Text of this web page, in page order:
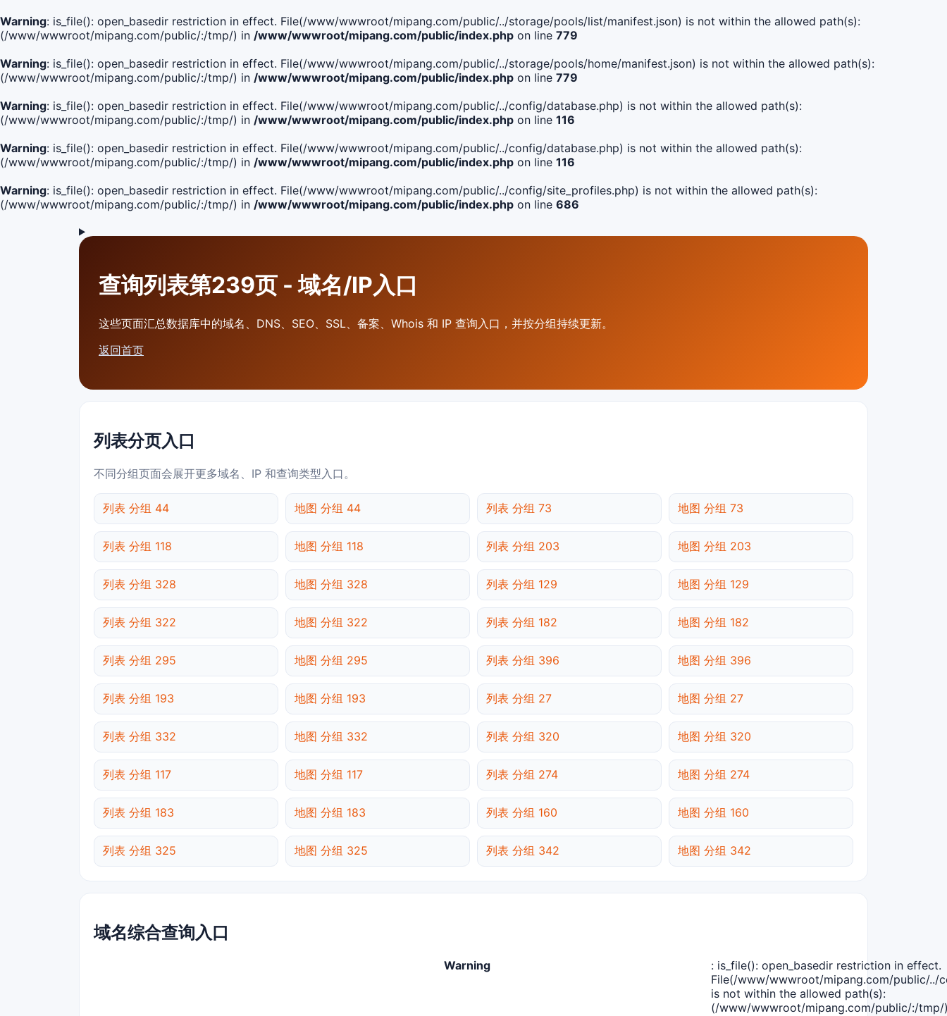
Warning: is_file(): open_basedir restriction in effect. File(/www/wwwroot/mipang.com/public/../storage/pools/list/manifest.json) is not within the allowed path(s):
(/www/wwwroot/mipang.com/public/:/tmp/) in /www/wwwroot/mipang.com/public/index.php on line 779
Warning: is_file(): open_basedir restriction in effect. File(/www/wwwroot/mipang.com/public/../storage/pools/home/manifest.json) is not within the allowed path(s):
(/www/wwwroot/mipang.com/public/:/tmp/) in /www/wwwroot/mipang.com/public/index.php on line 779
Warning: is_file(): open_basedir restriction in effect. File(/www/wwwroot/mipang.com/public/../config/database.php) is not within the allowed path(s):
(/www/wwwroot/mipang.com/public/:/tmp/) in /www/wwwroot/mipang.com/public/index.php on line 116
Warning: is_file(): open_basedir restriction in effect. File(/www/wwwroot/mipang.com/public/../config/database.php) is not within the allowed path(s):
(/www/wwwroot/mipang.com/public/:/tmp/) in /www/wwwroot/mipang.com/public/index.php on line 116
Warning: is_file(): open_basedir restriction in effect. File(/www/wwwroot/mipang.com/public/../config/site_profiles.php) is not within the allowed path(s):
(/www/wwwroot/mipang.com/public/:/tmp/) in /www/wwwroot/mipang.com/public/index.php on line 686
查询列表第239页 - 域名/IP入口
这些页面汇总数据库中的域名、DNS、SEO、SSL、备案、Whois 和 IP 查询入口，并按分组持续更新。
返回首页
列表分页入口
不同分组页面会展开更多域名、IP 和查询类型入口。
列表 分组 44 地图 分组 44 列表 分组 73 地图 分组 73
列表 分组 118 地图 分组 118 列表 分组 203 地图 分组 203
列表 分组 328 地图 分组 328 列表 分组 129 地图 分组 129
列表 分组 322 地图 分组 322 列表 分组 182 地图 分组 182
列表 分组 295 地图 分组 295 列表 分组 396 地图 分组 396
列表 分组 193 地图 分组 193 列表 分组 27 地图 分组 27
列表 分组 332 地图 分组 332 列表 分组 320 地图 分组 320
列表 分组 117 地图 分组 117 列表 分组 274 地图 分组 274
列表 分组 183 地图 分组 183 列表 分组 160 地图 分组 160
列表 分组 325 地图 分组 325 列表 分组 342 地图 分组 342
域名综合查询入口
Warning
: is_file(): open_basedir restriction in effect.
File(/www/wwwroot/mipang.com/public/../
is not within the allowed path(s):
(/www/wwwroot/mipang.com/public/:/tmp/